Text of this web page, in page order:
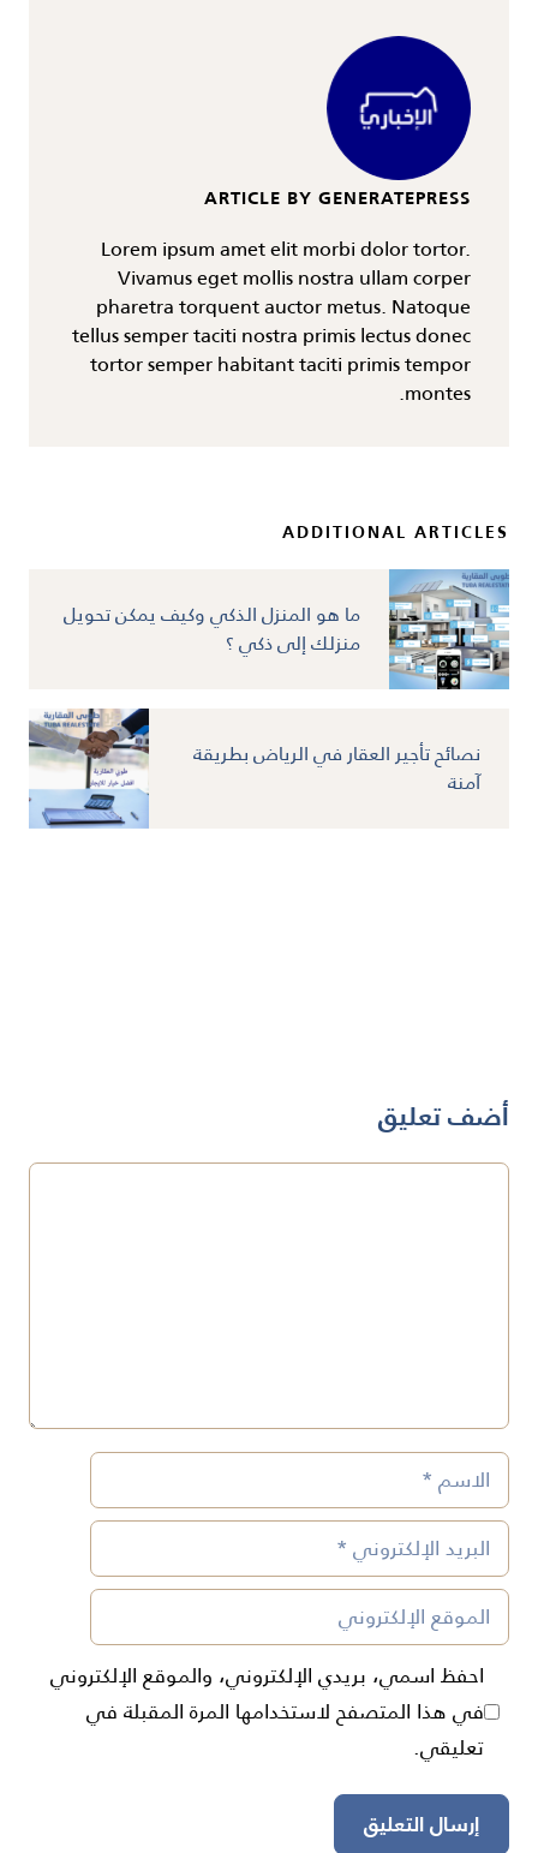
ARTICLE BY GENERATEPRESS
Lorem ipsum amet elit morbi dolor tortor.
Vivamus eget mollis nostra ullam corper
pharetra torquent auctor metus. Natoque
tellus semper taciti nostra primis lectus donec
tortor semper habitant taciti primis tempor
montes.
ADDITIONAL ARTICLES
ما هو المنزل الذكي وكيف يمكن تحويل
منزلك إلى ذكي ؟
نصائح تأجير العقار في الرياض بطريقة
آمنة
أضف تعليق
تعليق
الاسم
البريد
الإلكتروني
الموقع
الإلكتروني
احفظ اسمي، بريدي الإلكتروني، والموقع الإلكتروني
في هذا المتصفح لاستخدامها المرة المقبلة في
تعليقي.